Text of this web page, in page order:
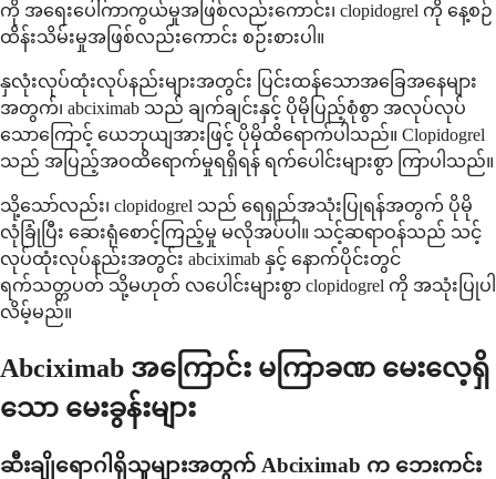
ကို အရေးပေါ်ကာကွယ်မှုအဖြစ်လည်းကောင်း၊ clopidogrel ကို နေ့စဉ်
ထိန်းသိမ်းမှုအဖြစ်လည်းကောင်း စဉ်းစားပါ။
နှလုံးလုပ်ထုံးလုပ်နည်းများအတွင်း ပြင်းထန်သောအခြေအနေများ
အတွက်၊ abciximab သည် ချက်ချင်းနှင့် ပိုမိုပြည့်စုံစွာ အလုပ်လုပ်
သောကြောင့် ယေဘုယျအားဖြင့် ပိုမိုထိရောက်ပါသည်။ Clopidogrel
သည် အပြည့်အဝထိရောက်မှုရရှိရန် ရက်ပေါင်းများစွာ ကြာပါသည်။
သို့သော်လည်း၊ clopidogrel သည် ရေရှည်အသုံးပြုရန်အတွက် ပိုမို
လုံခြုံပြီး ဆေးရုံစောင့်ကြည့်မှု မလိုအပ်ပါ။ သင့်ဆရာဝန်သည် သင့်
လုပ်ထုံးလုပ်နည်းအတွင်း abciximab နှင့် နောက်ပိုင်းတွင်
ရက်သတ္တပတ် သို့မဟုတ် လပေါင်းများစွာ clopidogrel ကို အသုံးပြုပါ
လိမ့်မည်။
Abciximab အကြောင်း မကြာခဏ မေးလေ့ရှိ
သော မေးခွန်းများ
ဆီးချိုရောဂါရှိသူများအတွက် Abciximab က ဘေးကင်း